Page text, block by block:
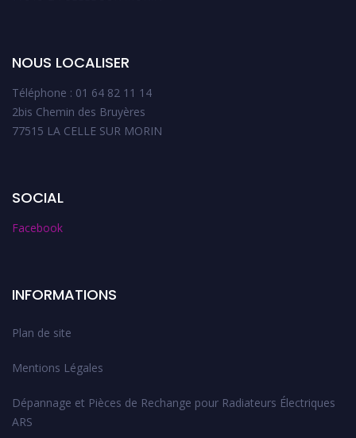
NOUS LOCALISER
Téléphone : 01 64 82 11 14
2bis Chemin des Bruyères
77515 LA CELLE SUR MORIN
SOCIAL
Facebook
INFORMATIONS
Plan de site
Mentions Légales
Dépannage et Pièces de Rechange pour Radiateurs Électriques
ARS